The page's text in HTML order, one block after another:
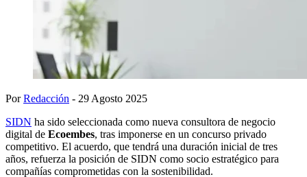
PorRedacción - 29 Agosto 2025
SIDN ha sido seleccionada como nueva consultora de negocio
digital de Ecoembes, tras imponerse en un concurso privado
competitivo. El acuerdo, que tendrá una duración inicial de tres
años, refuerza la posición de SIDN como socio estratégico para
compañías comprometidas con la sostenibilidad.